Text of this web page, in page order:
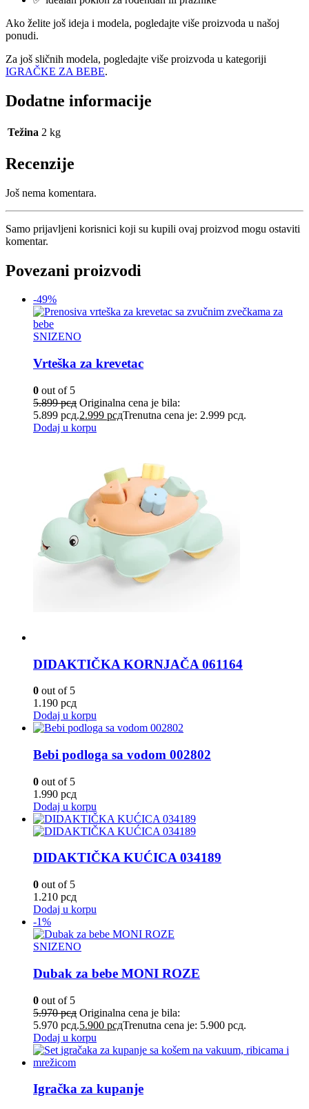
Ako želite još ideja i modela, pogledajte više proizvoda u našoj
ponudi.
Za još sličnih modela, pogledajte više proizvoda u kategoriji
IGRAČKE ZA BEBE.
Dodatne informacije
Težina 2 kg
Recenzije
Još nema komentara.
Samo prijavljeni korisnici koji su kupili ovaj proizvod mogu ostaviti
komentar.
Povezani proizvodi
-49%
SNIZENO
Vrteška za krevetac
0 out of 5
5.899рсд Originalna cena je bila:
5.899 рсд.2.999 рсдTrenutna cena je: 2.999 рсд.
Dodaj u korpu
DIDAKTIČKA KORNJAČA 061164
0 out of 5
1.190 рсд
Dodaj u korpu
Bebi podloga sa vodom 002802
0 out of 5
1.990 рсд
Dodaj u korpu
DIDAKTIČKA KUĆICA 034189
0 out of 5
1.210 рсд
Dodaj u korpu
-1%
SNIZENO
Dubak za bebe MONI ROZE
0 out of 5
5.970рсд Originalna cena je bila:
5.970 рсд.5.900 рсдTrenutna cena je: 5.900 рсд.
Dodaj u korpu
Igračka za kupanje